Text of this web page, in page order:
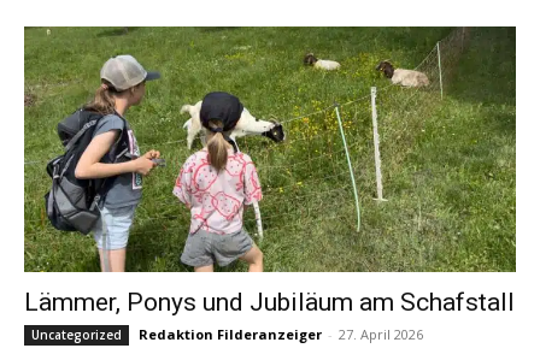
Lämmer, Ponys und Jubiläum am Schafstall
Uncategorized Redaktion Filderanzeiger - 27. April 2026